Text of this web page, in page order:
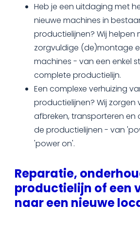
Heb je een uitdaging met
nieuwe machines in
productielijnen? Wij helpen
zorgvuldige (de)montage
machines - van een enkel
complete productielijn.
Een complexe verhuizing
productielijnen? Wij zorgen
afbreken, transporteren en
de productielijnen - van
'power on'.
Reparatie,
productielijn of een
naar een nieuwe